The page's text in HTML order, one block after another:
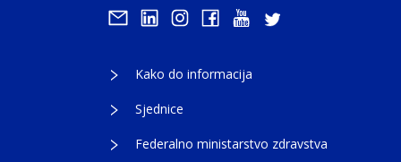
Kako do informacija
Sjednice
Federalno ministarstvo zdravstva